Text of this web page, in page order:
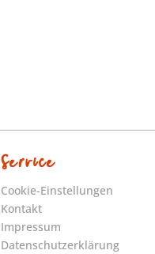
Service
Cookie-Einstellungen
Kontakt
Impressum
Datenschutzerklärung